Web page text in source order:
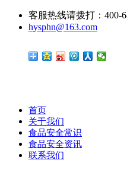
客服热线请拨打：400-
hysphn@163.com
首页
关于我们
食品安全常识
食品安全资讯
联系我们